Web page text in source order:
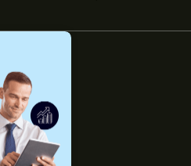
de 1958.HK es de
las acciones de BAIC